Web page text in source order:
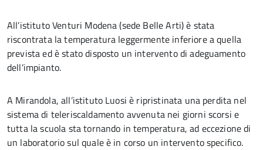
All’istituto Venturi Modena (sede Belle Arti) è stata
riscontrata la temperatura leggermente inferiore a quella
prevista ed è stato disposto un intervento di adeguamento
dell’impianto.
A Mirandola, all’istituto Luosi è ripristinata una perdita nel
sistema di teleriscaldamento avvenuta nei giorni scorsi e
tutta la scuola sta tornando in temperatura, ad eccezione di
un laboratorio sul quale è in corso un intervento specifico.